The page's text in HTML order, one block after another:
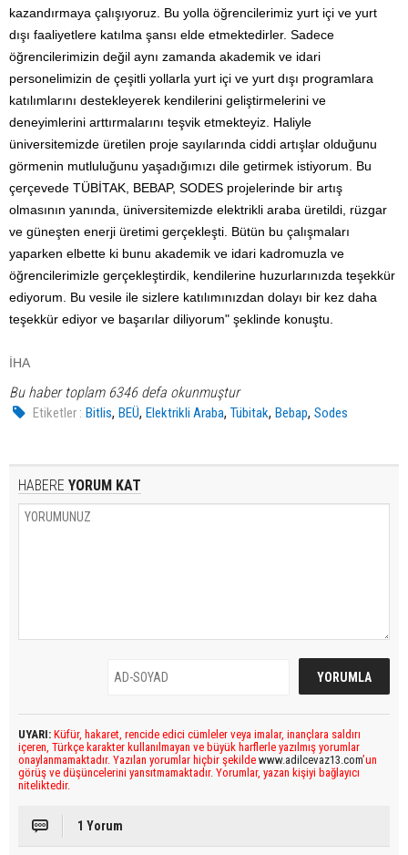
kazandırmaya çalışıyoruz. Bu yolla öğrencilerimiz yurt içi ve yurt
dışı faaliyetlere katılma şansı elde etmektedirler. Sadece
öğrencilerimizin değil aynı zamanda akademik ve idari
personelimizin de çeşitli yollarla yurt içi ve yurt dışı programlara
katılımlarını destekleyerek kendilerini geliştirmelerini ve
deneyimlerini arttırmalarını teşvik etmekteyiz. Haliyle
üniversitemizde üretilen proje sayılarında ciddi artışlar olduğunu
görmenin mutluluğunu yaşadığımızı dile getirmek istiyorum. Bu
çerçevede TÜBİTAK, BEBAP, SODES projelerinde bir artış
olmasının yanında, üniversitemizde elektrikli araba üretildi, rüzgar
ve güneşten enerji üretimi gerçekleşti. Bütün bu çalışmaları
yaparken elbette ki bunu akademik ve idari kadromuzla ve
öğrencilerimizle gerçekleştirdik, kendilerine huzurlarınızda teşekkür
ediyorum. Bu vesile ile sizlere katılımınızdan dolayı bir kez daha
teşekkür ediyor ve başarılar diliyorum" şeklinde konuştu.
İHA
Bu haber toplam 6346 defa okunmuştur
Etiketler : Bitlis,BEÜ,Elektrikli Araba,Tübitak,Bebap,Sodes
HABERE YORUM KAT
UYARI: Küfür, hakaret, rencide edici cümleler veya imalar, inançlara saldırı
içeren, Türkçe karakter kullanılmayan ve büyük harflerle yazılmış yorumlar
onaylanmamaktadır. Yazılan yorumlar hiçbir şekilde www.adilcevaz13.com’un
görüş ve düşüncelerini yansıtmamaktadır. Yorumlar, yazan kişiyi bağlayıcı
niteliktedir.
1 Yorum